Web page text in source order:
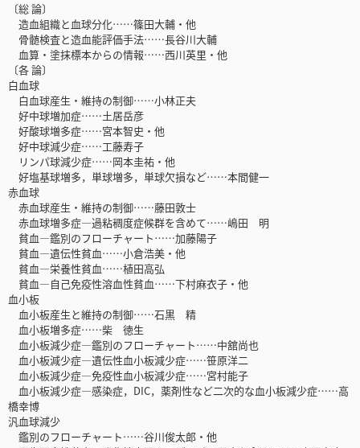
〔総 論〕
造血組織と血球分化……篠田大輔・他
骨髄検査と造血能評価手法……長谷川大輔
血算・塗抹標本からの情報……西川英里・他
〔各 論〕
白血球
白血球産生・維持の制御……小林正夫
好中球増加症……土居岳彦
好酸球増多症……宮本智史・他
好中球減少症……工藤寿子
リンパ球減少症……岡本圭祐・他
好塩基球増多，単球増多，単球欠損など……本間健一
赤血球
赤血球産生・維持の制御……藤田敦士
赤血球増多症―過粘稠度症候群を含めて……嶋田 明
貧血―鑑別のフローチャート……加藤陽子
貧血―遺伝性貧血……小倉浩美・他
貧血―栄養性貧血……植田高弘
貧血―自己免疫性溶血性貧血……下村麻衣子・他
血小板
血小板産生と維持の制御……石黒 精
血小板増多症……柴 徳生
血小板減少症―鑑別のフローチャート……中舘尚也
血小板減少症―遺伝性血小板減少症……笹原洋二
血小板減少症―免疫性血小板減少症……宮村能子
血小板減少症―感染症，DIC，薬剤性など二次的な血小板減少症……高
橋幸博
汎血球減少
鑑別のフローチャート……谷川俊太郎・他